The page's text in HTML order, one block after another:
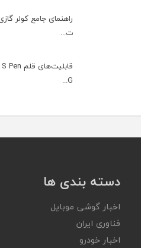
ت...
G...
دسته بندی ها
اخبار گوشی موبایل
فناوری ایران
اخبار خودرو